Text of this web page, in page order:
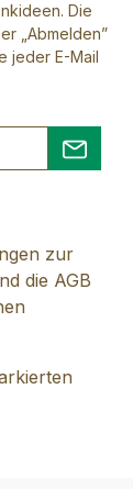
Die
„Abmelden”
jeder E-Mail
zur
die AGB